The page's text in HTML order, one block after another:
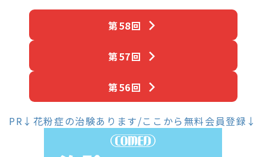
第58回
第57回
第56回
PR↓花粉症の治験あります/ここから無料会員登録↓